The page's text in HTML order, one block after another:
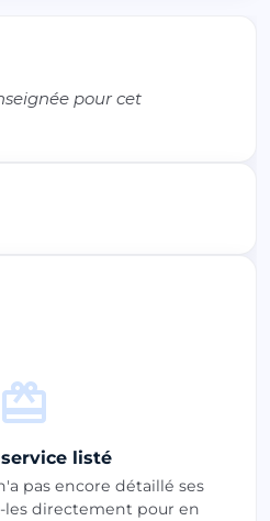
pour cet
listé
pas encore détaillé ses
les directement pour en